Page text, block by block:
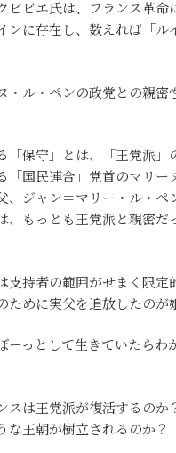
ビビエ氏は、フランス革命
ンに存在し、数えれば「ル
・ル・ペンの政党との親密
「保守」とは、「王党派」
「国民連合」党首のマリー
、ジャン＝マリー・ル・ペ
、もっとも王党派と親密だ
支持者の範囲がせまく限定
ために実父を追放したのが
ーっとして生きていたらわ
スは王党派が復活するのか
な王朝が樹立されるのか？